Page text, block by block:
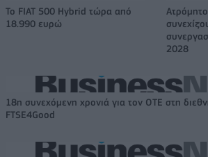
Το FIAT 500 Hybrid τώρα από
18.990 ευρώ
2028
18η συνεχόμενη χρονιά για τον ΟΤΕ στη
FTSE4Good